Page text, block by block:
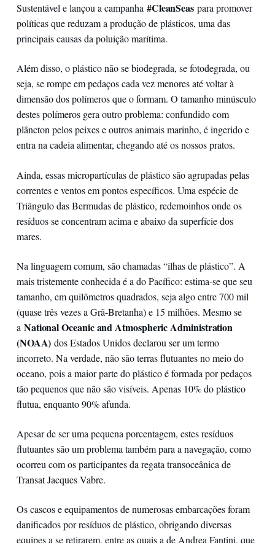
Sustentável e lançou a campanha #CleanSeas para promover
políticas que reduzam a produção de plásticos, uma das
principais causas da poluição marítima.
Além disso, o plástico não se biodegrada, se fotodegrada, ou
seja, se rompe em pedaços cada vez menores até voltar à
dimensão dos polímeros que o formam. O tamanho minúsculo
destes polímeros gera outro problema: confundido com
plâncton pelos peixes e outros animais marinho, é ingerido e
entra na cadeia alimentar, chegando até os nossos pratos.
Ainda, essas micropartículas de plástico são agrupadas pelas
correntes e ventos em pontos específicos. Uma espécie de
Triângulo das Bermudas de plástico, redemoinhos onde os
resíduos se concentram acima e abaixo da superfície dos
mares.
Na linguagem comum, são chamadas “ilhas de plástico”. A
mais tristemente conhecida é a do Pacífico: estima-se que seu
tamanho, em quilômetros quadrados, seja algo entre 700 mil
(quase três vezes a Grã-Bretanha) e 15 milhões. Mesmo se
a National Oceanic and Atmospheric Administration
(NOAA) dos Estados Unidos declarou ser um termo
incorreto. Na verdade, não são terras flutuantes no meio do
oceano, pois a maior parte do plástico é formada por pedaços
tão pequenos que não são visíveis. Apenas 10% do plástico
flutua, enquanto 90% afunda.
Apesar de ser uma pequena porcentagem, estes resíduos
flutuantes são um problema também para a navegação, como
ocorreu com os participantes da regata transoceânica de
Transat Jacques Vabre.
Os cascos e equipamentos de numerosas embarcações foram
danificados por resíduos de plástico, obrigando diversas
equipes a se retirarem, entre as quais a de Andrea Fantini, que